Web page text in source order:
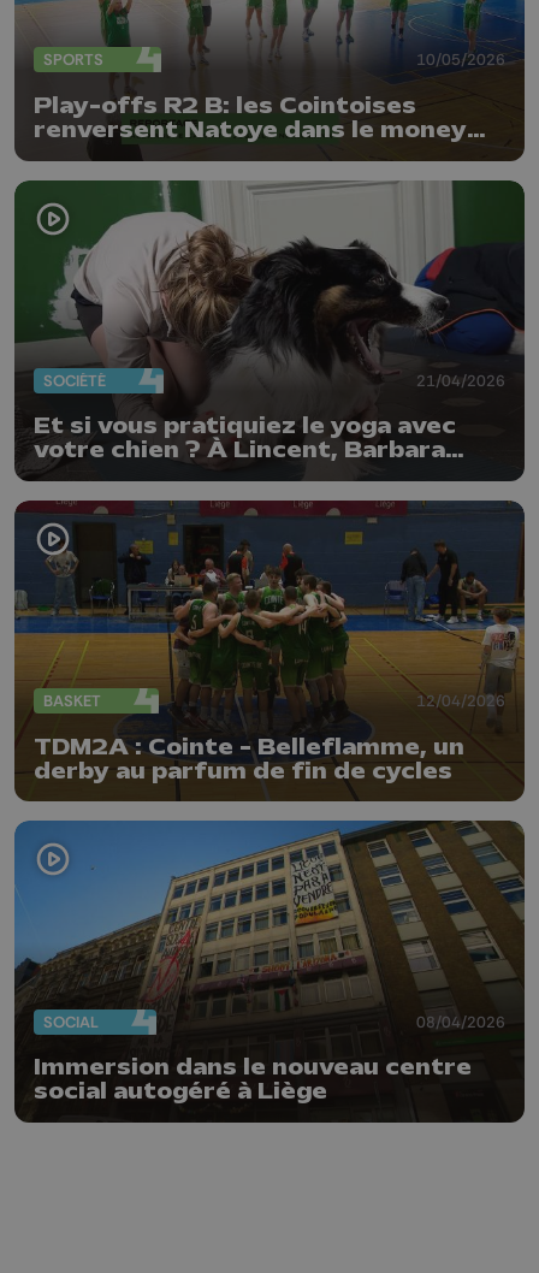
SPORTS 10/05/2026
Play-offs R2 B: les Cointoises
renversent Natoye dans le money
time
SOCIÉTÉ 21/04/2026
Et si vous pratiquiez le yoga avec
votre chien ? À Lincent, Barbara
donne des cours de "doga"
BASKET 12/04/2026
TDM2A : Cointe - Belleflamme, un
derby au parfum de fin de cycles
SOCIAL 08/04/2026
Immersion dans le nouveau centre
social autogéré à Liège